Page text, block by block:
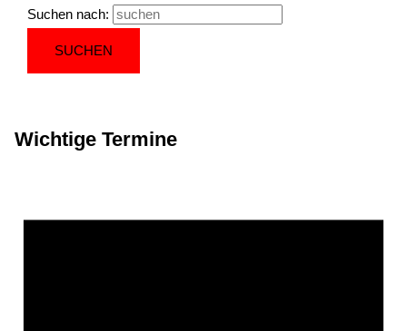
Suchen nach:
Wichtige Termine